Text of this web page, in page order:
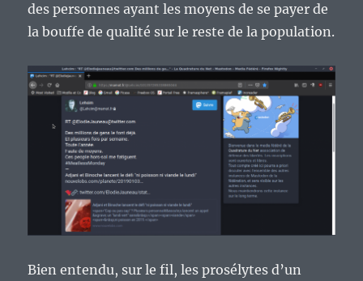
des personnes ayant les moyens de se payer de
la bouffe de qualité sur le reste de la population.
Bien entendu, sur le fil, les prosélytes d’un